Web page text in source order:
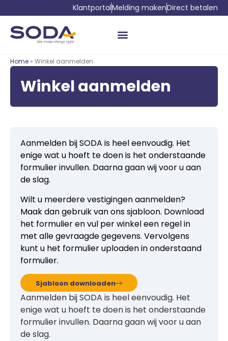
KlantportalMelding makenDirect betalen
Home » Winkel aanmelden
Winkel aanmelden
Aanmelden bij SODA is heel eenvoudig. Het
enige wat u hoeft te doen is het onderstaande
formulier invullen. Daarna gaan wij voor u aan
de slag.
Wilt u meerdere vestigingen aanmelden?
Maak dan gebruik van ons sjabloon. Download
het formulier en vul per winkel een regel in
met alle gevraagde gegevens. Vervolgens
kunt u het formulier uploaden in onderstaand
formulier.
Sjabloon downloaden
Aanmelden bij SODA is heel eenvoudig. Het
enige wat u hoeft te doen is het onderstaande
formulier invullen. Daarna gaan wij voor u aan
de slag.